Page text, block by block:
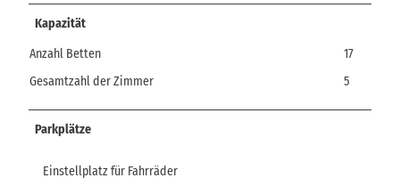
Kapazität
Anzahl Betten
17
Gesamtzahl der Zimmer
5
Parkplätze
Einstellplatz für Fahrräder